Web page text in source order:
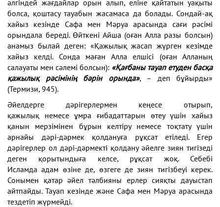
әлгіндей жағдайлар орын алып, еліне қайтатын уақыты
болса, қоштасу тауабын жасамаса да болады. Сондай-ақ
хайыз кезінде Сафа мен Мәруаарасында сағи рәсімі
орындала береді. Өйткені Айша (оған Алла разы болсын)
анамыз былай деген: «Қажылықжасап жүрген кезімде
хайыз келді. Сонда маған Аллаелшісі (оған Алланың
салауаты мен сәлемі болсын): «Қағбаны тауап етуден басқа
қажылық рәсімінің бәрін орында», – деп бұйырды»
(Термизи, 945).
Әйелдерге дәрігерлермен кеңесе отырып,
қажылық немесе ұмра ғибадаттарын өтеу үшін хайыз
қанын мерзімінен бұрын келтіру немесе тоқтату үшін
арнайы дәрі-дәрмек қолдануға рұқсат етіледі. Егер
дәрігерлер ол дәрі-дәрмекті қолдану әйелге зиян тигізеді
деген қорытындыға келсе, рұқсат жоқ. Себебі
Исламдаадам өзіне де, өзгеге де зиян тигізбеуі керек.
Сонымен қатар әйел тәлбияны ерлер сияқты дауыстап
айтпайды. Тауап кезінде және Сафа мен Мәруа арасында
тездетіп жүрмейді.